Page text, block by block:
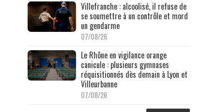
Villefranche : alcoolisé, il refuse de
se soumettre à un contrôle et mord
un gendarme
07/08/26
Le Rhône en vigilance orange
canicule : plusieurs gymnases
réquisitionnés dès demain à Lyon et
Villeurbanne
07/08/26